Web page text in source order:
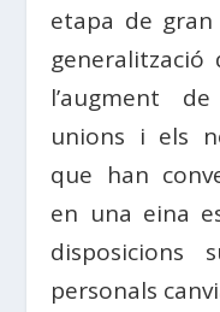
etapa de
l’augment
unions i els
que han
en una eina
disposicions
personals